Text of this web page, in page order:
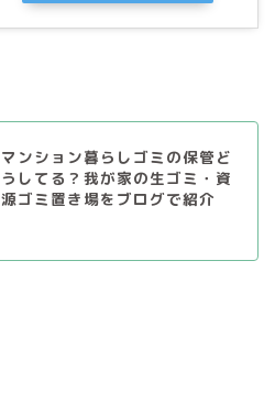
マンション暮らしゴミの保管ど
うしてる？我が家の生ゴミ・資
源ゴミ置き場をブログで紹介